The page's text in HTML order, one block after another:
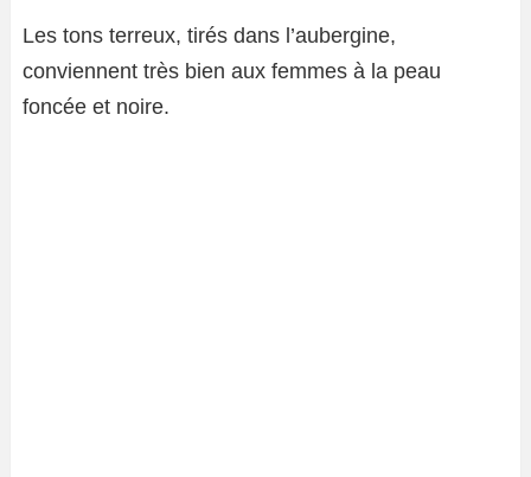
Les tons terreux, tirés dans l’aubergine,
conviennent très bien aux femmes à la peau
foncée et noire.